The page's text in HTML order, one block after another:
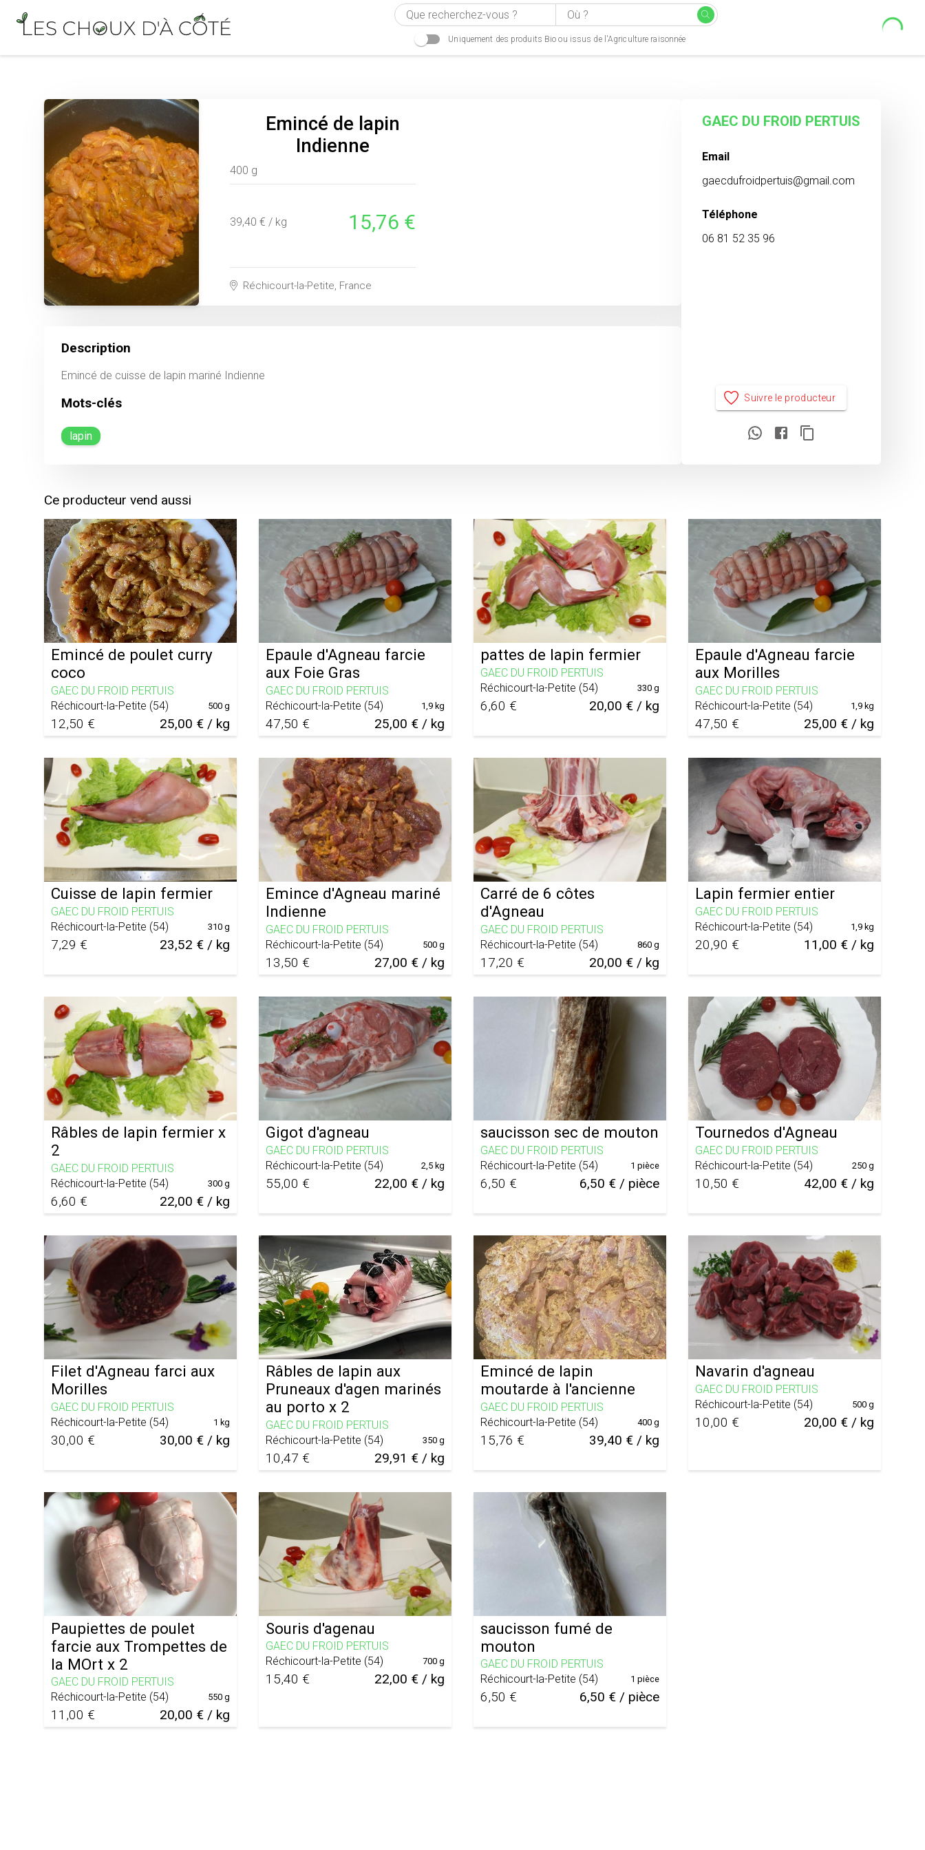
Uniquement des produits Bio ou issus de l'Agriculture raisonnée
Emincé de lapin
Indienne
400 g
39,40 € / kg 15,76 €
Réchicourt-la-Petite, France
Description
Emincé de cuisse de lapin mariné Indienne
Mots-clés
lapin
GAEC DU FROID PERTUIS
Email
gaecdufroidpertuis@gmail.com
Téléphone
06 81 52 35 96
Suivre le producteur
Ce producteur vend aussi
Emincé de poulet curry
coco
GAEC DU FROID PERTUIS
Réchicourt-la-Petite (54)
12,50 € 25,00 € / kg
500 g
Epaule d'Agneau farcie
aux Foie Gras
GAEC DU FROID PERTUIS
Réchicourt-la-Petite (54)
47,50 € 25,00 € / kg
1,9 kg
pattes de lapin fermier
GAEC DU FROID PERTUIS
Réchicourt-la-Petite (54)
6,60 € 20,00 € / kg
330 g
Epaule d'Agneau farcie
aux Morilles
GAEC DU FROID PERTUIS
Réchicourt-la-Petite (54)
47,50 € 25,00 € / kg
1,9 kg
Cuisse de lapin fermier
GAEC DU FROID PERTUIS
Réchicourt-la-Petite (54)
7,29 € 23,52 € / kg
310 g
Emince d'Agneau mariné
Indienne
GAEC DU FROID PERTUIS
Réchicourt-la-Petite (54)
13,50 € 27,00 € / kg
500 g
Carré de 6 côtes
d'Agneau
GAEC DU FROID PERTUIS
Réchicourt-la-Petite (54)
17,20 € 20,00 € / kg
860 g
Lapin fermier entier
GAEC DU FROID PERTUIS
Réchicourt-la-Petite (54)
20,90 € 11,00 € / kg
1,9 kg
Râbles de lapin fermier x
2
GAEC DU FROID PERTUIS
Réchicourt-la-Petite (54)
6,60 € 22,00 € / kg
300 g
Gigot d'agneau
GAEC DU FROID PERTUIS
Réchicourt-la-Petite (54)
55,00 € 22,00 € / kg
2,5 kg
saucisson sec de mouton
GAEC DU FROID PERTUIS
Réchicourt-la-Petite (54)
6,50 € 6,50 € / pièce
1 pièce
Tournedos d'Agneau
GAEC DU FROID PERTUIS
Réchicourt-la-Petite (54)
10,50 € 42,00 € / kg
250 g
Filet d'Agneau farci aux
Morilles
GAEC DU FROID PERTUIS
Réchicourt-la-Petite (54)
30,00 € 30,00 € / kg
1 kg
Râbles de lapin aux
Pruneaux d'agen marinés
au porto x 2
GAEC DU FROID PERTUIS
Réchicourt-la-Petite (54)
10,47 € 29,91 € / kg
350 g
Emincé de lapin
moutarde à l'ancienne
GAEC DU FROID PERTUIS
Réchicourt-la-Petite (54)
15,76 € 39,40 € / kg
400 g
Navarin d'agneau
GAEC DU FROID PERTUIS
Réchicourt-la-Petite (54)
10,00 € 20,00 € / kg
500 g
Paupiettes de poulet
farcie aux Trompettes de
la MOrt x 2
GAEC DU FROID PERTUIS
Réchicourt-la-Petite (54)
11,00 € 20,00 € / kg
550 g
Souris d'agenau
GAEC DU FROID PERTUIS
Réchicourt-la-Petite (54)
15,40 € 22,00 € / kg
700 g
saucisson fumé de
mouton
GAEC DU FROID PERTUIS
Réchicourt-la-Petite (54)
6,50 € 6,50 € / pièce
1 pièce